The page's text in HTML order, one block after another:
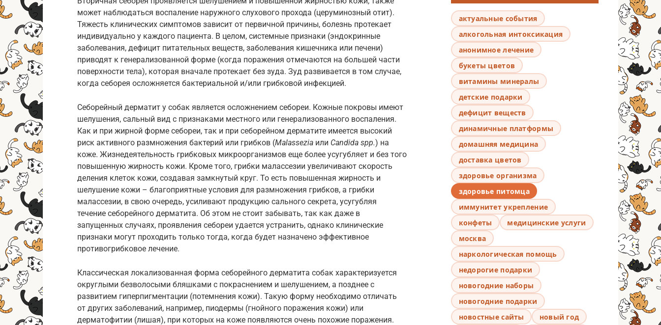
может наблюдаться воспаление наружного слухового прохода (церуминозный отит).
Тяжесть клинических симптомов зависит от первичной причины, болезнь протекает
индивидуально у каждого пациента. В целом, системные признаки (эндокринные
заболевания, дефицит питательных веществ, заболевания кишечника или печени)
приводят к генерализованной форме (когда поражения отмечаются на большей части
поверхности тела), которая вначале протекает без зуда. Зуд развивается в том случае,
когда себорея осложняется бактериальной и/или грибковой инфекцией.
Себорейный дерматит у собак является осложнением себореи. Кожные покровы имеют
шелушения, сальный вид с признаками местного или генерализованного воспаления.
Как и при жирной форме себореи, так и при себорейном дерматите имеется высокий
риск активного размножения бактерий или грибков (Malassezia или Candida spp.) на
коже. Жизнедеятельность грибковых микроорганизмов еще более усугубляет и без того
повышенную жирность кожи. Кроме того, грибки малассезии увеличивают скорость
деления клеток кожи, создавая замкнутый круг. То есть повышенная жирность и
шелушение кожи – благоприятные условия для размножения грибков, а грибки
малассезии, в свою очередь, усиливают продукцию сального секрета, усугубляя
течение себорейного дерматита. Об этом не стоит забывать, так как даже в
запущенных случаях, проявления себореи удается устранить, однако клинические
признаки могут проходить только тогда, когда будет назначено эффективное
противогрибковое лечение.
Классическая локализованная форма себорейного дерматита собак характеризуется
округлыми безволосыми бляшками с покраснением и шелушением, а позднее с
развитием гиперпигментации (потемнения кожи). Такую форму необходимо отличать
от других заболеваний, например, пиодермы (гнойного поражения кожи) или
дерматофитии (лишая), при которых на коже появляются очень похожие поражения.
актуальные события
алкогольная интоксикация
анонимное лечение
букеты цветов
витамины минералы
детские подарки
дефицит веществ
динамичные платформы
домашняя медицина
доставка цветов
здоровье организма
здоровье питомца
иммунитет укрепление
конфеты
медицинские услуги
москва
наркологическая помощь
недорогие подарки
новогодние наборы
новогодние подарки
новостные сайты
новый год